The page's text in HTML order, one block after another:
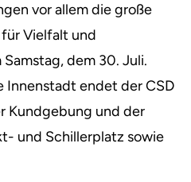
vor allem die große
Vielfalt und
dem 30. Juli.
Innenstadt endet der CSD
Kundgebung und der
und Schillerplatz sowie